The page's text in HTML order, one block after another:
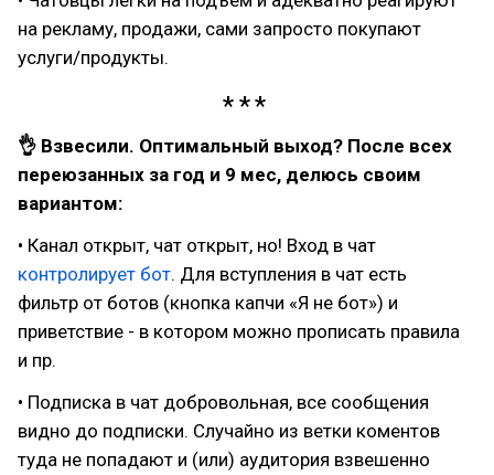
на рекламу, продажи, сами запросто покупают
услуги/продукты.
👌 Взвесили. Оптимальный выход? После всех
переюзанных за год и 9 мес, делюсь своим
вариантом:
• Канал открыт, чат открыт, но! Вход в чат
контролирует бот. Для вступления в чат есть
фильтр от ботов (кнопка капчи «Я не бот») и
приветствие - в котором можно прописать правила
и пр.
• Подписка в чат добровольная, все сообщения
видно до подписки. Случайно из ветки коментов
туда не попадают и (или) аудитория взвешенно